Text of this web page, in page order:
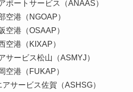
ポートサービス（ANAAS）
空港（NGOAP）
空港（OSAAP）
空港（KIXAP）
サービス松山（ASMYJ）
空港（FUKAP）
サービス佐賀（ASHSG）